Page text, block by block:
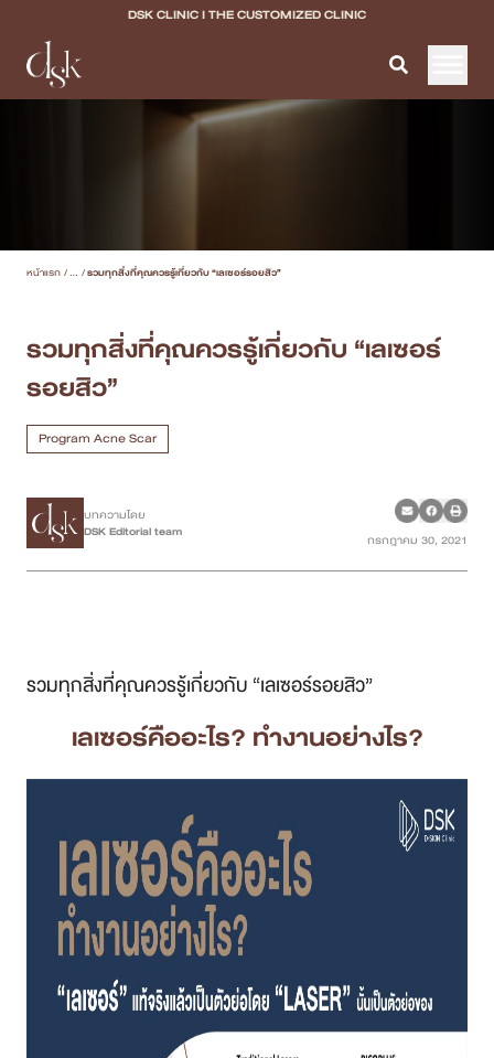
DSK CLINIC I THE CUSTOMIZED CLINIC
Program Filler & Lifting
Program Acne Scar
Program Skin Quality
Program Body Confidence
แพทย์ของเรา
เคสรีวิว
บทความ
สาขา Siam Paragon
สาขา Stadium One
สาขา Asoke
หน้าแรก /... /รวมทุกสิ่งที่คุณควรรู้เกี่ยวกับ “เลเซอร์รอยสิว”
รวมทุกสิ่งที่คุณควรรู้เกี่ยวกับ “เลเซอร์
รอยสิว”
Program Acne Scar
บทความโดย
DSK Editorial team
กรกฎาคม 30, 2021
รวมทุกสิ่งที่คุณควรรู้เกี่ยวกับ “เลเซอร์รอยสิว”
เลเซอร์คืออะไร? ทำงานอย่างไร?